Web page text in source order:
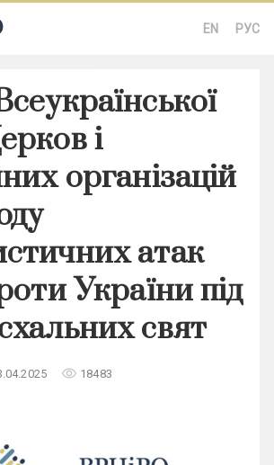
EN РУС
і
організацій
атак
України під
свят
remove_red_eye 18483